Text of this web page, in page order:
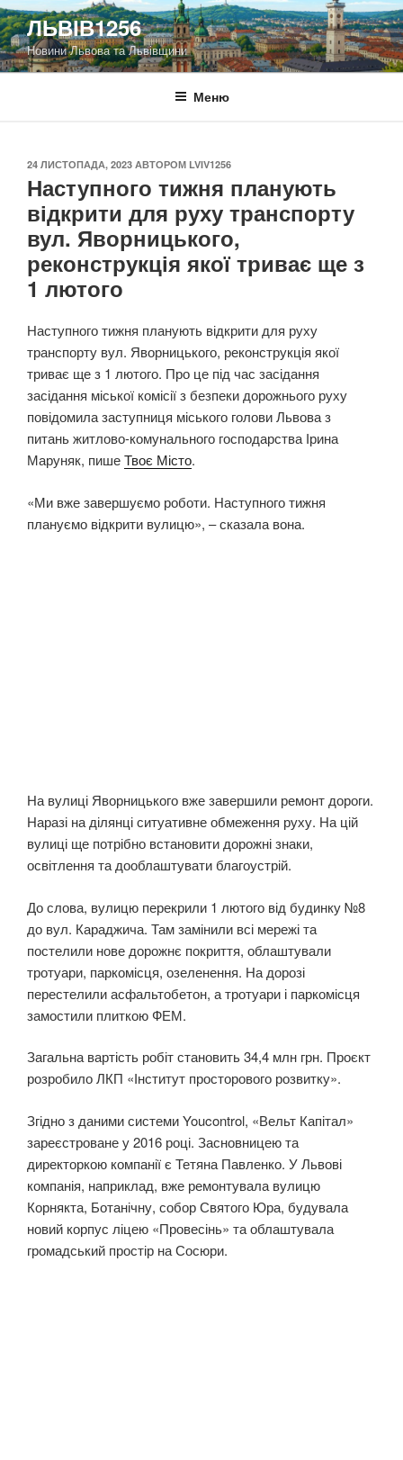
Перейти
до
вмісту
ЛЬВІВ1256
Новини Львова та Львівщини
Меню
ОПУБЛІКОВАНО
24 ЛИСТОПАДА, 2023 АВТОРОМ LVIV1256
Наступного тижня планують
відкрити для руху транспорту
вул. Яворницького,
реконструкція якої триває ще з
1 лютого
Наступного тижня планують відкрити для руху
транспорту вул. Яворницького, реконструкція якої
триває ще з 1 лютого. Про це під час засідання
засідання міської комісії з безпеки дорожнього руху
повідомила заступниця міського голови Львова з
питань житлово-комунального господарства Ірина
Маруняк, пишеТвоє Місто.
«Ми вже завершуємо роботи. Наступного тижня
плануємо відкрити вулицю», – сказала вона.
На вулиці Яворницького вже завершили ремонт дороги.
Наразі на ділянці ситуативне обмеження руху. На цій
вулиці ще потрібно встановити дорожні знаки,
освітлення та дооблаштувати благоустрій.
До слова, вулицю перекрили 1 лютого від будинку №8
до вул. Караджича. Там замінили всі мережі та
постелили нове дорожнє покриття, облаштували
тротуари, паркомісця, озеленення. На дорозі
перестелили асфальтобетон, а тротуари і паркомісця
замостили плиткою ФЕМ.
Загальна вартість робіт становить 34,4 млн грн. Проєкт
розробило ЛКП «Інститут просторового розвитку».
Згідно з даними системи Youcontrol, «Вельт Капітал»
зареєстроване у 2016 році. Засновницею та
директоркою компанії є Тетяна Павленко. У Львові
компанія, наприклад, вже ремонтувала вулицю
Корнякта, Ботанічну, собор Святого Юра, будувала
новий корпус ліцею «Провесінь» та облаштувала
громадський простір на Сосюри.